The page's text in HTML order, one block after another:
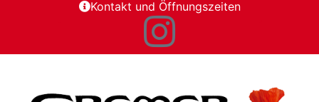
Kontakt und Öffnungszeiten